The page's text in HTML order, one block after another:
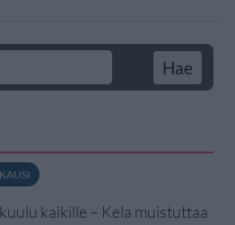
kaikille – Kela muistuttaa